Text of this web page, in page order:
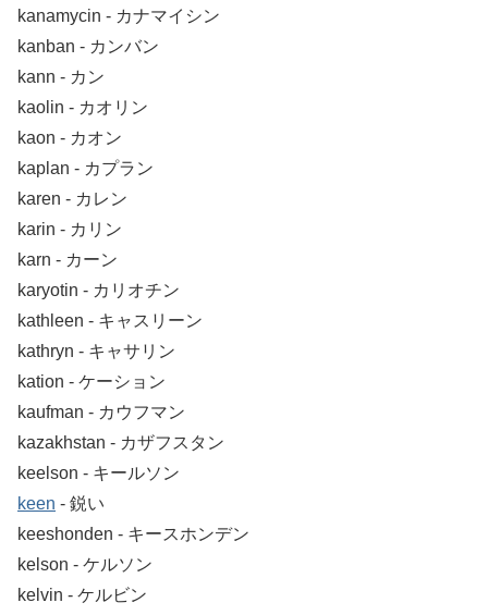
kanamycin ‐ カナマイシン
kanban ‐ カンバン
kann ‐ カン
kaolin ‐ カオリン
kaon ‐ カオン
kaplan ‐ カプラン
karen ‐ カレン
karin ‐ カリン
karn ‐ カーン
karyotin ‐ カリオチン
kathleen ‐ キャスリーン
kathryn ‐ キャサリン
kation ‐ ケーション
kaufman ‐ カウフマン
kazakhstan ‐ カザフスタン
keelson ‐ キールソン
keen ‐ 鋭い
keeshonden ‐ キースホンデン
kelson ‐ ケルソン
kelvin ‐ ケルビン